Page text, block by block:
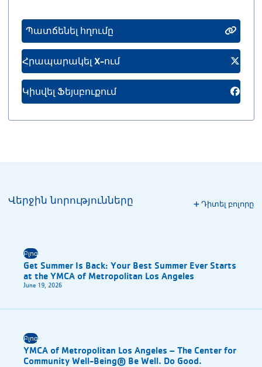
Պատճենել հղումը
Հրապարակել X-ում
Կիսվել Ֆեյսբուքում
Վերջին նորությունները Դիտել բոլորը
Բլոգ
Get Summer Is Back: Your Best Summer Ever Starts
at the YMCA of Metropolitan Los Angeles
June 19, 2026
Բլոգ
YMCA of Metropolitan Los Angeles – The Center for
Community Well-Being® Be Well. Do Good.